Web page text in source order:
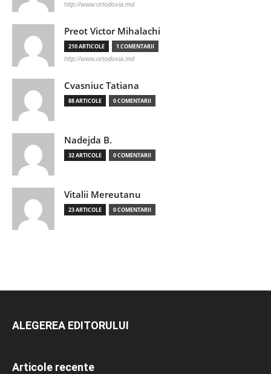
http://www.ortodoxia.md
Preot Victor Mihalachi
210 ARTICOLE 1 COMENTARII
http://www.ortodoxia.md
Cvasniuc Tatiana
88 ARTICOLE 0 COMENTARII
Nadejda B.
32 ARTICOLE 0 COMENTARII
Vitalii Mereutanu
23 ARTICOLE 0 COMENTARII
ALEGEREA EDITORULUI
Articole recente